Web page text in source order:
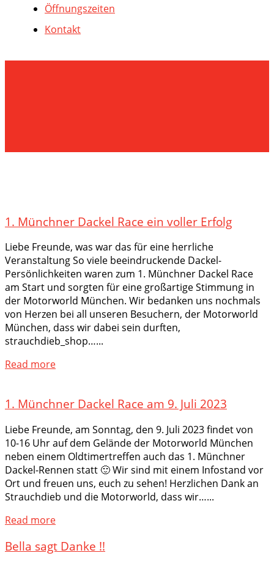
Öffnungszeiten
Kontakt
1. Münchner Dackel Race ein voller Erfolg
Liebe Freunde, was war das für eine herrliche
Veranstaltung So viele beeindruckende Dackel-
Persönlichkeiten waren zum 1. Münchner Dackel Race
am Start und sorgten für eine großartige Stimmung in
der Motorworld München. Wir bedanken uns nochmals
von Herzen bei all unseren Besuchern, der Motorworld
München, dass wir dabei sein durften,
strauchdieb_shop…...
Read more
1. Münchner Dackel Race am 9. Juli 2023
Liebe Freunde, am Sonntag, den 9. Juli 2023 findet von
10-16 Uhr auf dem Gelände der Motorworld München
neben einem Oldtimertreffen auch das 1. Münchner
Dackel-Rennen statt 🙂 Wir sind mit einem Infostand vor
Ort und freuen uns, euch zu sehen! Herzlichen Dank an
Strauchdieb und die Motorworld, dass wir…...
Read more
Bella sagt Danke !!